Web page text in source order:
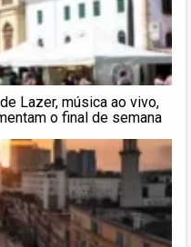
Lazer, música ao vivo,
o final de semana